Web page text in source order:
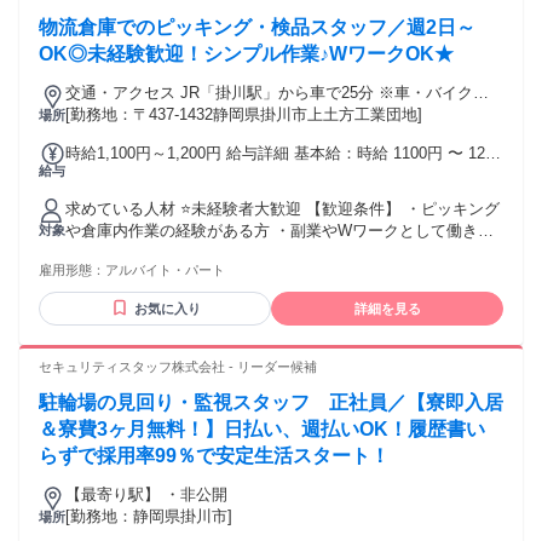
物流倉庫でのピッキング・検品スタッフ／週2日～
OK◎未経験歓迎！シンプル作業♪WワークOK★
場所
交通・アクセス JR「掛川駅」から車で25分 ※車・バイク・
自転車通勤OK
[勤務地：〒437-1432静岡県掛川市上土方工業団地]
給与
時給1,100円～1,200円 給与詳細 基本給：時給 1100円 〜 1200
対象
求めている人材 ⭐未経験者大歓迎 【歓迎条件】 ・ピッキング
や倉庫内作業の経験がある方 ・副業やWワークとして働きた
らゆっくり仕事を始めたい ・人と話すより作業に集中したい
・決まった手順で進める仕事が好き ・体を動かしながら働き
たい ・本業と両立できる仕事を探している
雇用形態： アルバイト・パート
お気に入り 詳細を見る
セキュリティスタッフ株式会社 - リーダー候補
駐輪場の見回り・監視スタッフ 正社員／【寮即入居
＆寮費3ヶ月無料！】日払い、週払いOK！履歴書い
らずで採用率99％で安定生活スタート！
場所
【最寄り駅】 ・非公開
[勤務地：静岡県掛川市]